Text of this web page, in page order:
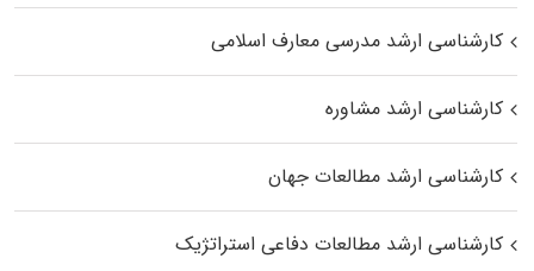
کارشناسی ارشد مدرسی معارف اسلامی
کارشناسی ارشد مشاوره
کارشناسی ارشد مطالعات جهان
کارشناسی ارشد مطالعات دفاعی استراتژیک